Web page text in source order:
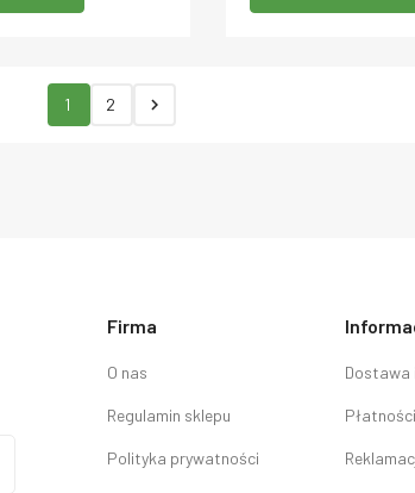
1 2 
Firma
O nas
Regulamin sklepu
Polityka prywatności
Dostawa
Płatności